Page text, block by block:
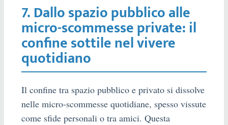
7. Dallo spazio pubblico alle
micro-scommesse private: il
confine sottile nel vivere
quotidiano
Il confine tra spazio pubblico e privato si dissolve
nelle micro-scommesse quotidiane, spesso vissute
come sfide personali o tra amici. Questa